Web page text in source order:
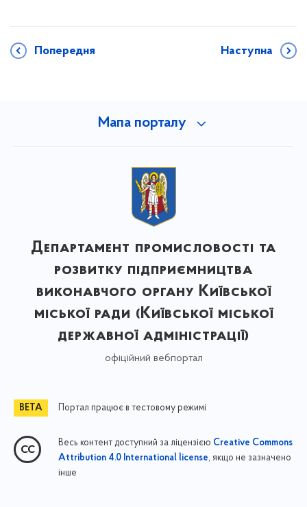
Попередня Наступна
Мапа порталу
Департамент промисловості та
розвитку підприємництва
виконавчого органу Київської
міської ради (Київської міської
державної адміністрації)
офіційний вебпортал
Портал працює в тестовому режимі
Весь контент доступний за ліцензією Creative Commons
Attribution 4.0 International license, якщо не зазначено
інше